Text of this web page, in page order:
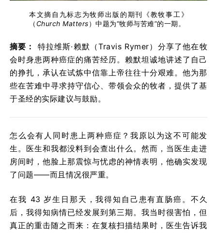
本文摘自九标志为牧师出版的期刊《教牧事工》
（ Church Matters）中题为“牧师与苦难”的一期。
摘要：
特拉维斯·赖默（Travis Rymer）分享了他在牧
会时身患两种癌症的痛苦经历。赖默坦诚地讲述了自己
的挣扎，承认在试炼中信靠上帝往往十分艰难。他为那
些在苦难中寻求持守信心、带领会众的牧者，提供了基
于圣经的实际建议与鼓励。
怎么会有人同时患上两种癌症？我原以为这不可能发
生。医生和我都没料到会查出什么。然而，当医生走进
房间时，他脸上那震惊与忧虑的神情表明，他确实发现
了问题——而且情况很严重。
在我 43 岁生日那天，我得知自己患有直肠癌。不久
后，我得知病情已经发展到第三期。我当时很害怕，但
真正的重击随之而来：在复核扫描结果时，医生告诉我